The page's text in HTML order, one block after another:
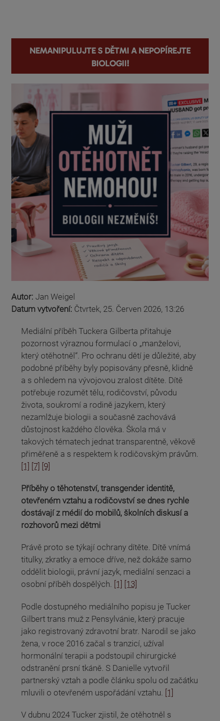
Nemanipulujte s dětmi a nepopírejte
biologii!
Autor: Jan Weigel
Datum vytvoření: Čtvrtek, 25. Červen 2026, 13:26
Mediální příběh Tuckera Gilberta přitahuje
pozornost výraznou formulací o „manželovi,
který otěhotněl“. Pro ochranu dětí je důležité, aby
podobné příběhy byly popisovány přesně, klidně
a s ohledem na vývojovou zralost dítěte. Dítě
potřebuje rozumět tělu, rodičovství, původu
života, soukromí a rodině jazykem, který
nezamlžuje biologii a současně zachovává
důstojnost každého člověka. Škola má v
takových tématech jednat transparentně, věkově
přiměřeně a s respektem k rodičovským právům.
[1] [7] [9]
Příběhy o těhotenství, transgender identitě,
otevřeném vztahu a rodičovství se dnes rychle
dostávají z médií do mobilů, školních diskusí a
rozhovorů mezi dětmi
Právě proto se týkají ochrany dítěte. Dítě vnímá
titulky, zkratky a emoce dříve, než dokáže samo
oddělit biologii, právní jazyk, mediální senzaci a
osobní příběh dospělých. [1] [13]
Podle dostupného mediálního popisu je Tucker
Gilbert trans muž z Pensylvánie, který pracuje
jako registrovaný zdravotní bratr. Narodil se jako
žena, v roce 2016 začal s tranzicí, užíval
hormonální terapii a podstoupil chirurgické
odstranění prsní tkáně. S Danielle vytvořil
partnerský vztah a podle článku spolu od začátku
mluvili o otevřeném uspořádání vztahu. [1]
V dubnu 2024 Tucker zjistil, že otěhotněl s